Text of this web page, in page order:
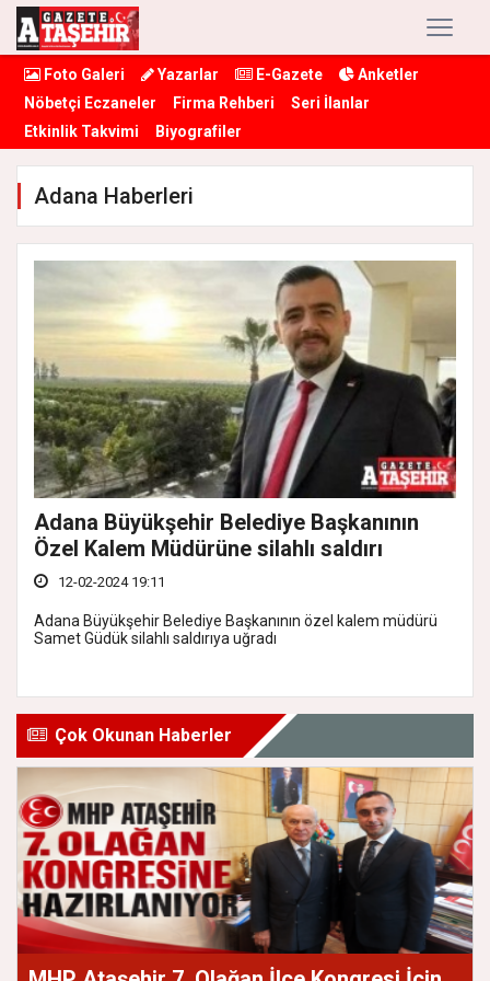
Foto Galeri Yazarlar E-Gazete
Anketler
Nöbetçi Eczaneler
Firma Rehberi
Seri İlanlar
Etkinlik Takvimi
Biyografiler
Adana Haberleri
Adana Büyükşehir Belediye Başkanının
Özel Kalem Müdürüne silahlı saldırı
12-02-2024 19:11
Adana Büyükşehir Belediye Başkanının özel kalem müdürü
Samet Güdük silahlı saldırıya uğradı
Çok Okunan Haberler